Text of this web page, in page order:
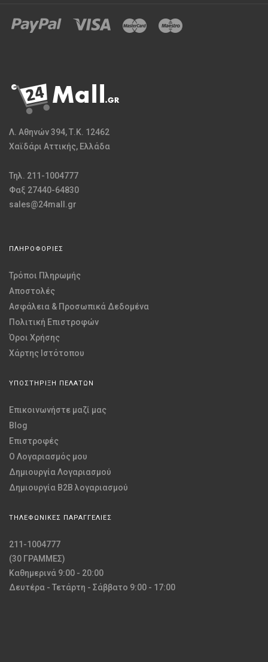
Λ. Αθηνών 394, Τ.Κ. 12462
Χαϊδάρι Αττικής, Ελλάδα
Τηλ. 211-1004777
Φαξ 27440-64830
sales@24mall.gr
ΠΛΗΡΟΦΟΡΙΕΣ
Τρόποι Πληρωμής
Αποστολές
Ασφάλεια & Προσωπικά Δεδομένα
Πολιτική Επιστροφών
Όροι Χρήσης
Χάρτης Ιστότοπου
ΥΠΟΣΤΗΡΙΞΗ ΠΕΛΑΤΩΝ
Επικοινωνήστε μαζί μας
Blog
Επιστροφές
O Λογαριασμός μου
Δημιουργία Λογαριασμού
Δημιουργία B2B λογαριασμού
ΤΗΛΕΦΩΝΙΚΕΣ ΠΑΡΑΓΓΕΛΙΕΣ
211-1004777
(30 ΓΡΑΜΜΕΣ)
Καθημερινά 9:00 - 20:00
Δευτέρα - Τετάρτη - Σάββατο 9:00 - 17:00